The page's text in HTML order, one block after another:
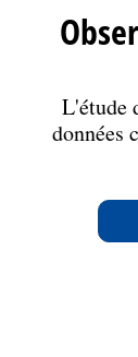
L'étude
données